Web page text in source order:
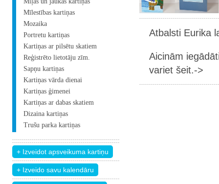
Mīlestības kartiņas
Mozaika
Portretu kartiņas
Kartiņas ar pilsētu skatiem
Reģistrēto lietotāju zīm.
Sapņu kartiņas
Kartiņas vārda dienai
Kartiņas ģimenei
Kartiņas ar dabas skatiem
Dizaina kartiņas
Trušu parka kartiņas
Atbalsti Eurika
Aicinām
variet šeit.->